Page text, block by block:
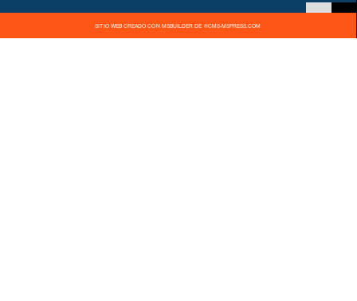
SITIO WEB CREADO CON MSBUILDER DE ®CMS-MSPRESS.COM